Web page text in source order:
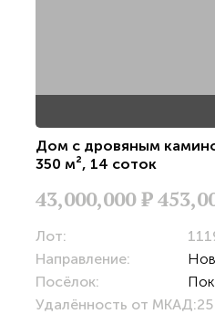
Дом с дровяным
350 м², 14 соток
43,000,000Р
Лот:
Направление:
Посёлок:
Удалённость от МКАД: